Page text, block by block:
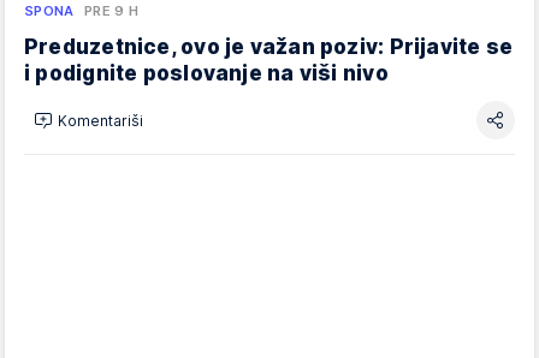
SPONA PRE 9 H
Preduzetnice, ovo je važan poziv: Prijavite se
i podignite poslovanje na viši nivo
Komentariši